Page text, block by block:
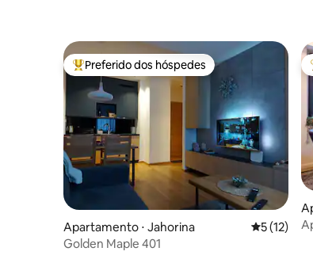
Entre os melhores preferidos dos hóspedes
Preferido dos hóspedes
Apartamento ⋅ Jahorina 5 de uma
5 (12)
Golden Maple 401